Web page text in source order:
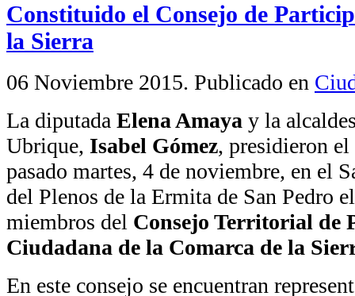
Constituido el Consejo de
la Sierra
06 Noviembre 2015. Publicado en
La diputada Elena Amaya y la
Ubrique, Isabel Gómez, presidieron el
pasado martes, 4 de noviembre, en el
del Plenos de la Ermita de San Pedro
miembros del Consejo Territorial de
Ciudadana de la Comarca de la
En este consejo se encuentran